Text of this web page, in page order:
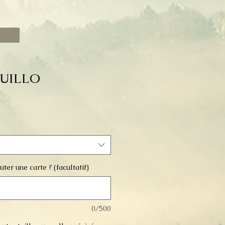
une carte ? (facultatif)
0/500